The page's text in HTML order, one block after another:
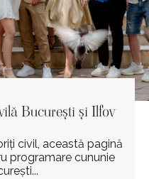
București și Ilfov
civil, această pagină
programare cununie